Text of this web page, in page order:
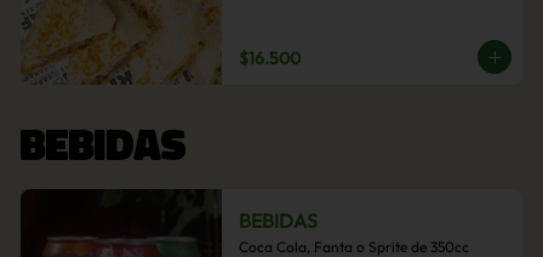
$16.500
BEBIDAS
BEBIDAS
Coca Cola, Fanta o Sprite de 350cc